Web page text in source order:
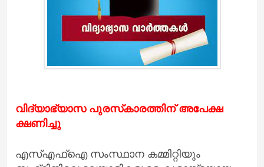
വിദ്യാഭ്യാസ പുരസ്‌കാരത്തിന് അപേക്ഷ
ക്ഷണിച്ചു
എസ്‌എഫ്‌ഐ സംസ്ഥാന കമ്മിറ്റിയും